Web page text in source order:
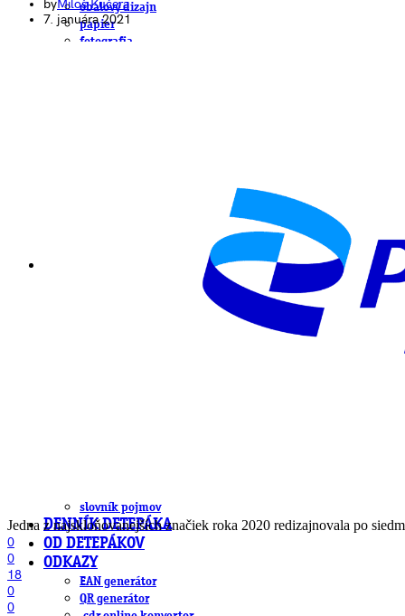
obalový dizajn
papier
fotografia
slovník pojmov
DENNÍK DETEPÁKA
OD DETEPÁKOV
ODKAZY
EAN generátor
QR generátor
byMiloš Kučera
7. januára 2021
Jedna z najskloňovanejších značiek roka 2020 redizajnovala po
0
0
18
0
0